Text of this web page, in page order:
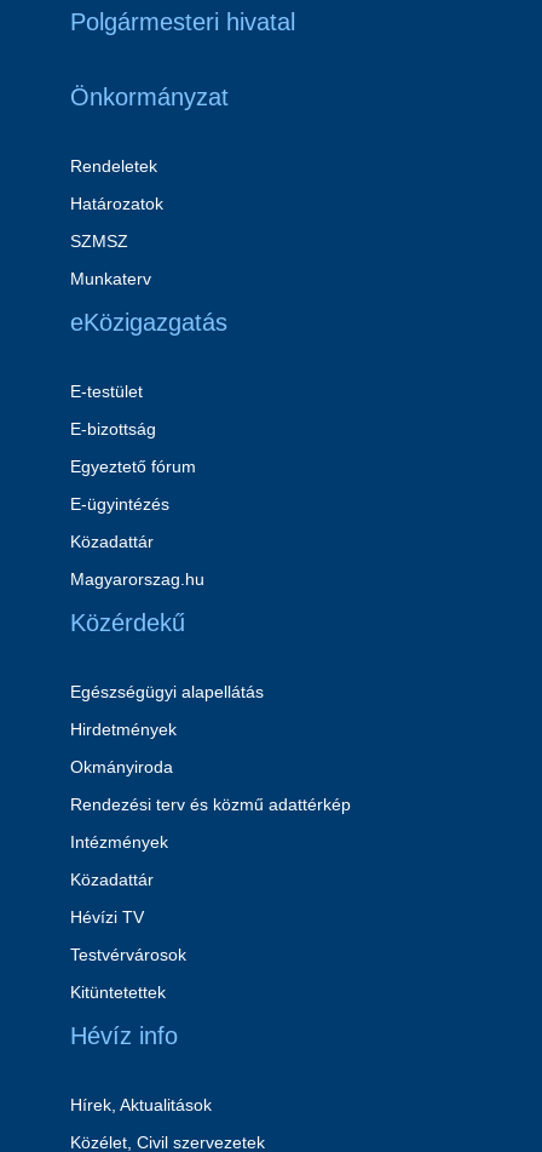
Polgármesteri hivatal
Önkormányzat
Rendeletek
Határozatok
SZMSZ
Munkaterv
eKözigazgatás
E-testület
E-bizottság
Egyeztető fórum
E-ügyintézés
Közadattár
Magyarorszag.hu
Közérdekű
Egészségügyi alapellátás
Hirdetmények
Okmányiroda
Rendezési terv és közmű adattérkép
Intézmények
Közadattár
Hévízi TV
Testvérvárosok
Kitüntetettek
Hévíz info
Hírek, Aktualitások
Közélet, Civil szervezetek